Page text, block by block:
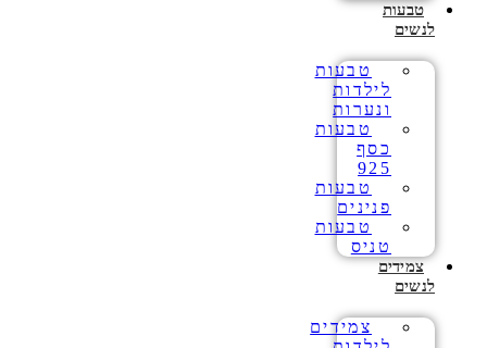
טבעות
לנשים
טבעות
לילדות
ונערות
טבעות
כסף
925
טבעות
פנינים
טבעות
טניס
צמידים
לנשים
צמידים